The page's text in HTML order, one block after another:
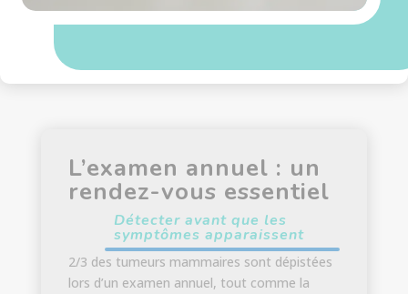
L’examen annuel : un
rendez-vous essentiel
Détecter avant que les
symptômes apparaissent
2/3 des tumeurs mammaires sont dépistées
lors d’un examen annuel, tout comme la